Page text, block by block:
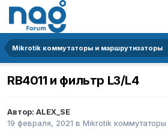
Mikrotik коммутаторы и маршрутизаторы
RB4011 и фильтр L3/L4
Автор: ALEX_SE
19 февраля, 2021 в Mikrotik